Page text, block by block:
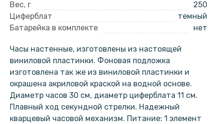
Вес, г
250
Циферблат
темный
Батарейка в комплекте
нет
Часы настенные, изготовлены из настоящей
виниловой пластинки. Фоновая подложка
изготовлена так же из виниловой пластинки и
окрашена акриловой краской на водной основе.
Диаметр часов 30 см, диаметр циферблата 11 см.
Плавный ход секундной стрелки. Надежный
кварцевый часовой механизм. Питание: 1 элемент